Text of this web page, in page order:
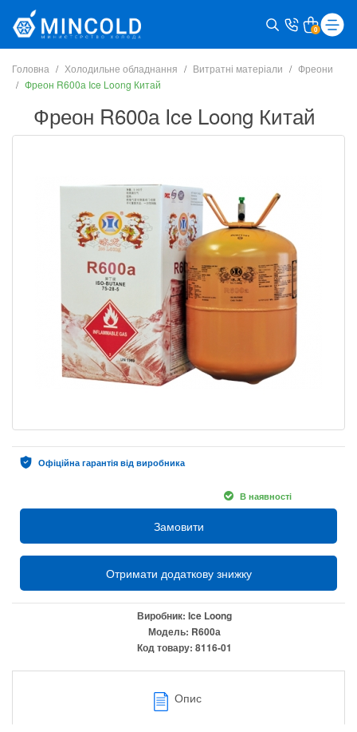
0
Головна Холодильне обладнання Витратні матеріали
Фреони
Фреон R600а Ice Loong Китай
Фреон R600а Ice Loong Китай
Офіційна гарантія від виробника
В наявності
Замовити
Отримати додаткову знижку
Виробник: Ice Loong
Модель: R600а
Код товару: 8116-01
Опис